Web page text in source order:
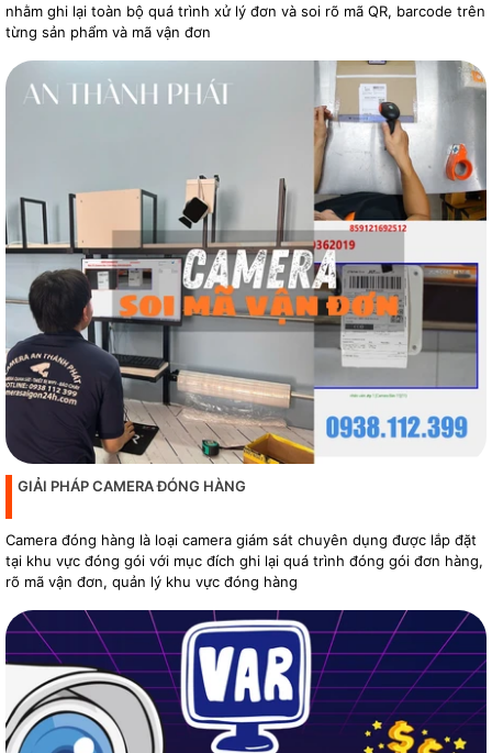
nhằm ghi lại toàn bộ quá trình xử lý đơn và soi rõ mã QR, barcode trên
từng sản phẩm và mã vận đơn
GIẢI PHÁP CAMERA ĐÓNG HÀNG
Camera đóng hàng là loại camera giám sát chuyên dụng được lắp đặt
tại khu vực đóng gói với mục đích ghi lại quá trình đóng gói đơn hàng,
rõ mã vận đơn, quản lý khu vực đóng hàng